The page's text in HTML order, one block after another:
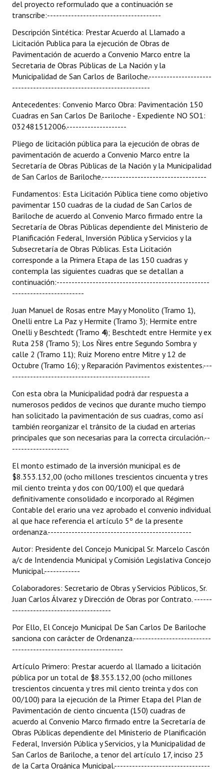
del proyecto reformulado que a continuación se
transcribe:--------------------------------------
Descripción Sintética: Prestar Acuerdo al Llamado a
Licitación Publica para la ejecución de Obras de
Pavimentación de acuerdo a Convenio Marco entre la
Secretaria de Obras Públicas de La Nación y la
Municipalidad de San Carlos de Bariloche.---------------------
----------------------------------------------
Antecedentes: Convenio Marco Obra: Pavimentación 150
Cuadras en San Carlos De Bariloche - Expediente NO SO1:
032481512006.--------------------
Pliego de licitación pública para la ejecución de obras de
pavimentación de acuerdo a Convenio Marco entre la
Secretaría de Obras Públicas de la Nación y la Municipalidad
de San Carlos de Bariloche.-----------------------------------
Fundamentos: Esta Licitación Pública tiene como objetivo
pavimentar 150 cuadras de la ciudad de San Carlos de
Bariloche de acuerdo al Convenio Marco firmado entre la
Secretaría de Obras Públicas dependiente del Ministerio de
Planificación Federal, Inversión Pública y Servicios y la
Subsecretaría de Obras Públicas. Esta Licitación
corresponde a la Primera Etapa de las 150 cuadras y
contempla las siguientes cuadras que se detallan a
continuación:---------------------------------------------------
------------------------
Juan Manuel de Rosas entre May y Monolito (Tramo 1),
Onelli entre La Paz y Hermite (Tramo 3); Hermite entre
Onelli y Beschtedt (Tramo 4); Beschtedt entre Hermite y ex
Ruta 258 (Tramo 5); Los Ñires entre Segundo Sombra y
calle 2 (Tramo 11); Ruiz Moreno entre Mitre y 12 de
Octubre (Tramo 16); y Reparación Pavimentos existentes.---
----------------------------------------------
Con esta obra la Municipalidad podrá dar respuesta a
numerosos pedidos de vecinos que durante mucho tiempo
han solicitado la pavimentación de sus cuadras, como así
también reorganizar el tránsito de la ciudad en arterias
principales que son necesarias para la correcta circulación.--
-------------------
El monto estimado de la inversión municipal es de
$8.353.132,00 (ocho millones trescientos cincuenta y tres
mil ciento treinta y dos con 00/100) el que quedará
definitivamente consolidado e incorporado al Régimen
Contable del erario una vez aprobado el convenio individual
al que hace referencia el artículo 5º de la presente
ordenanza.------------------------------------------------
Autor: Presidente del Concejo Municipal Sr. Marcelo Cascón
a/c de Intendencia Municipal y Comisión Legislativa Concejo
Municipal.------------
Colaboradores: Secretario de Obras y Servicios Públicos, Sr.
Juan Carlos Álvarez y Dirección de Obras por Contrato. ------
---------------------------------
Por Ello, El Concejo Municipal De San Carlos De Bariloche
sanciona con carácter de Ordenanza.--------------------------
-------------------------------------
Artículo Primero: Prestar acuerdo al llamado a licitación
pública por un total de $8.353.132,00 (ocho millones
trescientos cincuenta y tres mil ciento treinta y dos con
00/100) para la ejecución de la Primer Etapa del Plan de
Pavimentación de ciento cincuenta (150) cuadras de
acuerdo al Convenio Marco firmado entre la Secretaría de
Obras Públicas dependiente del Ministerio de Planificación
Federal, Inversión Pública y Servicios, y la Municipalidad de
San Carlos de Bariloche, a tenor del artículo 17, inciso 23
de la Carta Orgánica Municipal.--------------------------------